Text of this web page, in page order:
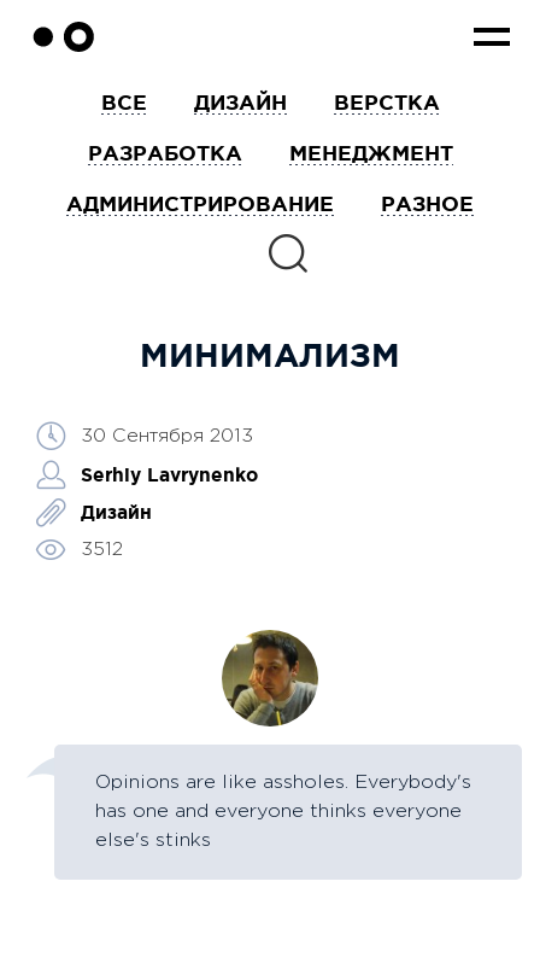
ВСЕ ДИЗАЙН ВЕРСТКА
РАЗРАБОТКА МЕНЕДЖМЕНТ
АДМИНИСТРИРОВАНИЕ РАЗНОЕ
МИНИМАЛИЗМ
30 Сентября 2013
Serhiy Lavrynenko
Дизайн
3512
Opinions are like assholes. Everybody's
has one and everyone thinks everyone
else's stinks